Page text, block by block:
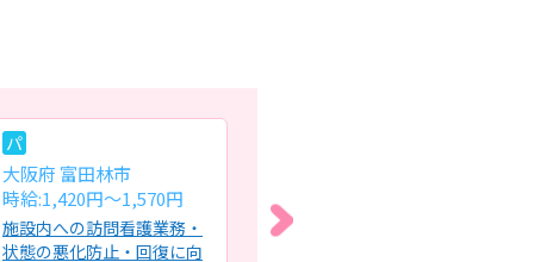
パ
大阪府 富田林市
時給:1,420円〜1,570円
施設内への訪問看護業務・
状態の悪化防止・回復に向
時給:1,700円～
住宅型有料老人ホームにお